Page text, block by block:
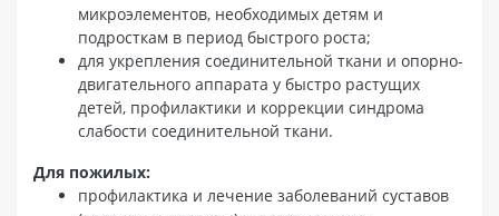
микроэлементов, необходимых детям и
подросткам в период быстрого роста;
для укрепления соединительной ткани и опорно-
двигательного аппарата у быстро растущих
детей, профилактики и коррекции синдрома
слабости соединительной ткани.
Для пожилых:
профилактика и лечение заболеваний суставов